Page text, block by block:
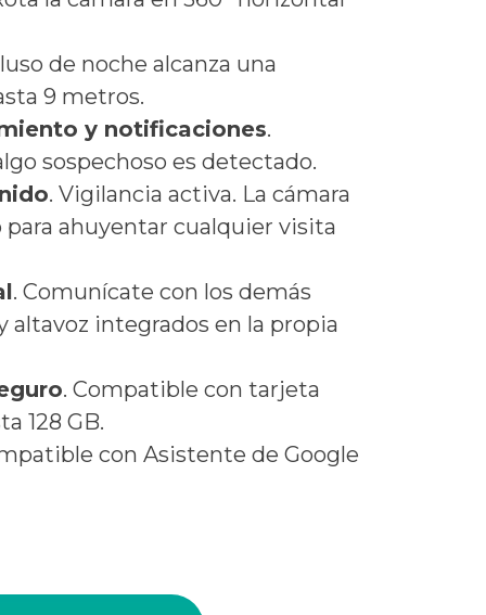
de noche alcanza una
9 metros.
y notificaciones.
sospechoso es detectado.
. Vigilancia activa. La cámara
para ahuyentar cualquier visita
. Comunícate con los demás
altavoz integrados en la propia
. Compatible con tarjeta
128 GB.
con Asistente de Google
FI VIGILANCIA 360º cantidad